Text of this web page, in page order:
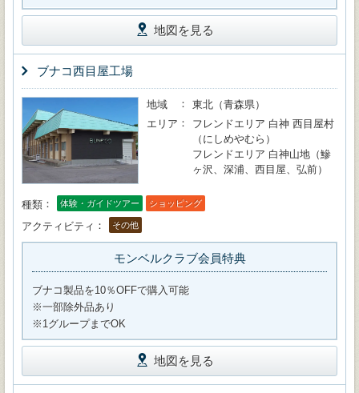
地図を見る
ブナコ西目屋工場
地域
東北（青森県）
エリア
フレンドエリア 白神 西目屋村
（にしめやむら）
フレンドエリア 白神山地（鰺
ヶ沢、深浦、西目屋、弘前）
種類 体験・ガイドツアー ショッピング
アクティビティ その他
モンベルクラブ会員特典
ブナコ製品を10％OFFで購入可能
※一部除外品あり
※1グループまでOK
地図を見る